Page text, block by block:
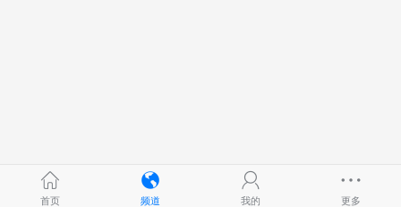
首页 频道 我的 更多